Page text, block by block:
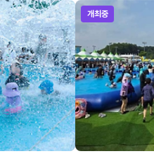
개최중